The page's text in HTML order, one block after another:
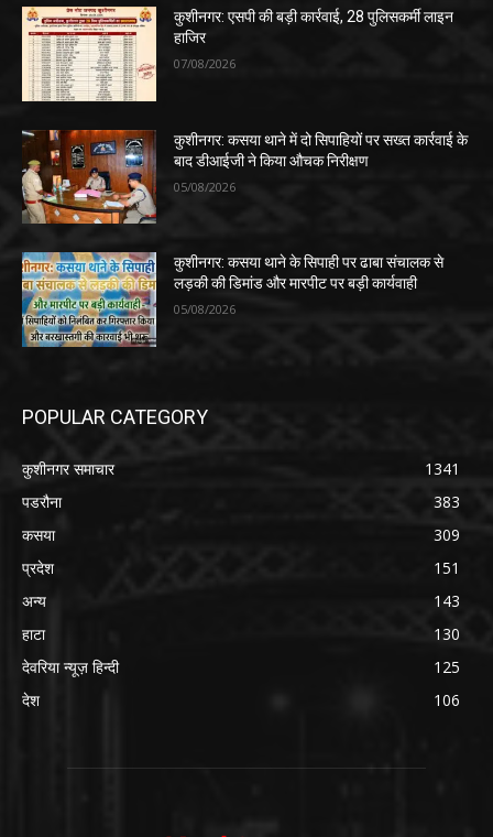
कुशीनगर: एसपी की बड़ी कार्रवाई, 28 पुलिसकर्मी लाइन
हाजिर
07/08/2026
कुशीनगर: कसया थाने में दो सिपाहियों पर सख्त कार्रवाई के
बाद डीआईजी ने किया औचक निरीक्षण
05/08/2026
कुशीनगर: कसया थाने के सिपाही पर ढाबा संचालक से
लड़की की डिमांड और मारपीट पर बड़ी कार्यवाही
05/08/2026
POPULAR CATEGORY
कुशीनगर समाचार
1341
पडरौना
383
कसया
309
प्रदेश
151
अन्य
143
हाटा
130
देवरिया न्यूज़ हिन्दी
125
देश
106